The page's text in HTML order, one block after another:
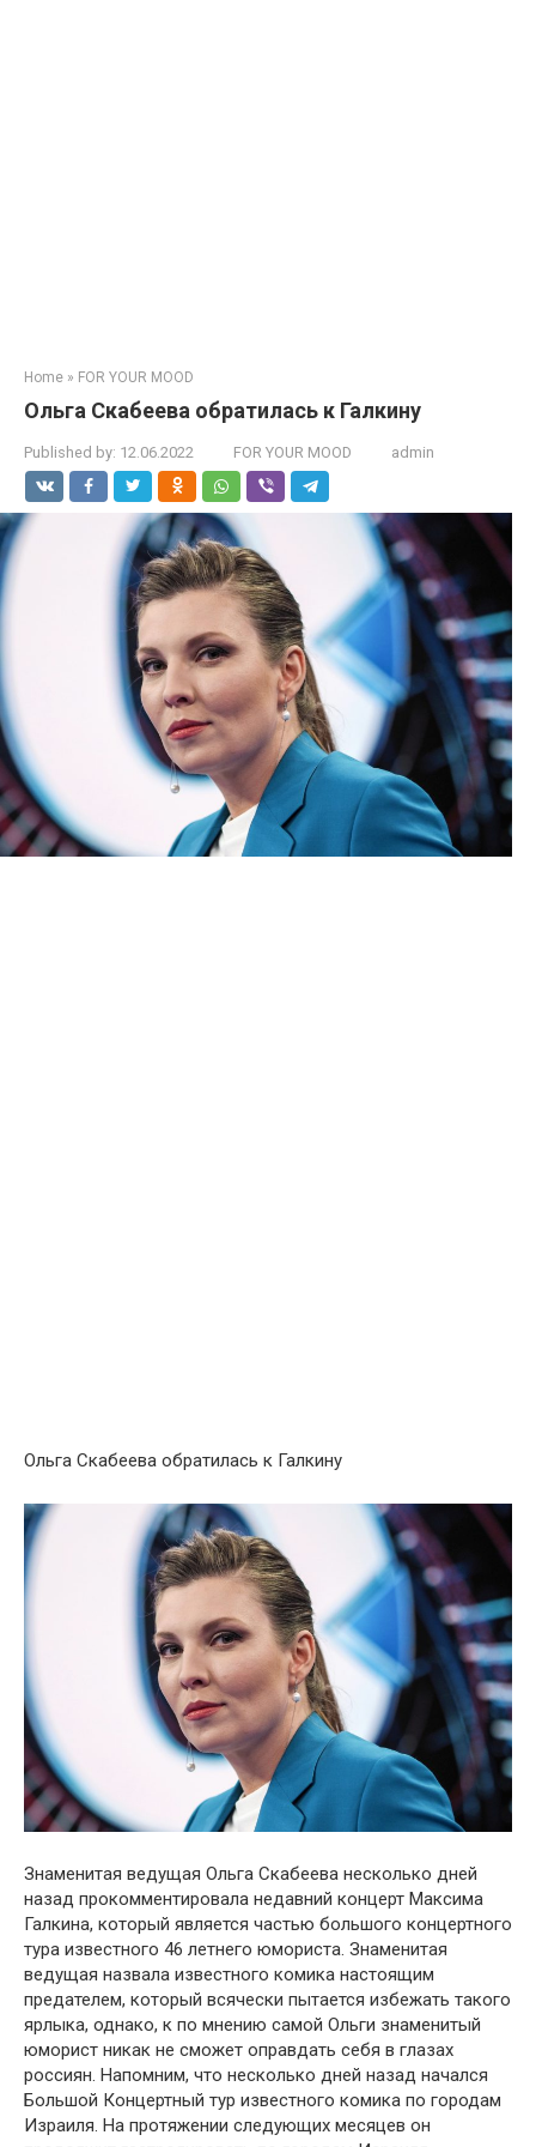
Home » FOR YOUR MOOD
Ольга Скабеева обратилась к Галкину
Published by: 12.06.2022 FOR YOUR MOOD admin
Ольга Скабеева обратилась к Галкину
Знаменитая ведущая Ольга Скабеева несколько дней
назад прокомментировала недавний концерт Максима
Галкина, который является частью большого концертного
тура известного 46 летнего юмориста. Знаменитая
ведущая назвала известного комика настоящим
предателем, который всячески пытается избежать такого
ярлыка, однако, к по мнению самой Ольги знаменитый
юморист никак не сможет оправдать себя в глазах
россиян. Напомним, что несколько дней назад начался
Большой Концертный тур известного комика по городам
Израиля. На протяжении следующих месяцев он